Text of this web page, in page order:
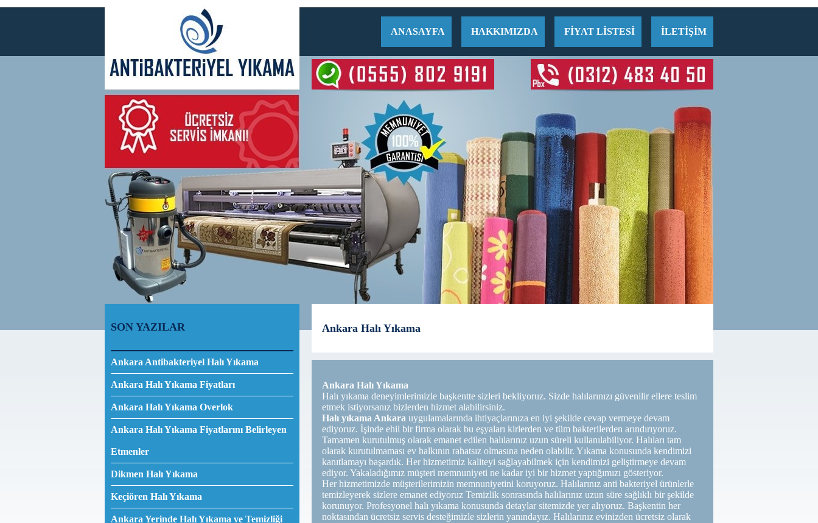
ANASAYFA HAKKIMIZDA FİYAT LİSTESİ İLETİŞİM
Ankara Halı Yıkama
Ankara Halı Yıkama
Halı yıkama deneyimlerimizle başkentte sizleri bekliyoruz. Sizde halılarınızı güvenilir ellere teslim
etmek istiyorsanız bizlerden hizmet alabilirsiniz.
Halı yıkama Ankara uygulamalarında ihtiyaçlarınıza en iyi şekilde cevap vermeye devam
ediyoruz. İşinde ehil bir firma olarak bu eşyaları kirlerden ve tüm bakterilerden arındırıyoruz.
Tamamen kurutulmuş olarak emanet edilen halılarınız uzun süreli kullanılabiliyor. Halıları tam
olarak kurutulmaması ev halkının rahatsız olmasına neden olabilir. Yıkama konusunda kendimizi
kanıtlamayı başardık. Her hizmetimiz kaliteyi sağlayabilmek için kendimizi geliştirmeye devam
ediyor. Yakaladığımız müşteri memnuniyeti ne kadar iyi bir hizmet yaptığımızı gösteriyor.
Her hizmetimizde müşterilerimizin memnuniyetini koruyoruz. Halılarınız anti bakteriyel ürünlerle
temizleyerek sizlere emanet ediyoruz Temizlik sonrasında halılarınız uzun süre sağlıklı bir şekilde
korunuyor. Profesyonel halı yıkama konusunda detaylar sitemizde yer alıyoruz. Başkentin her
noktasından ücretsiz servis desteğimizle sizlerin yanındayız. Halılarınız evinizden ücretsiz olarak
SON YAZILAR
Ankara Antibakteriyel Halı Yıkama
Ankara Halı Yıkama Fiyatları
Ankara Halı Yıkama Overlok
Ankara Halı Yıkama Fiyatlarını Belirleyen
Etmenler
Dikmen Halı Yıkama
Keçiören Halı Yıkama
Ankara Yerinde Halı Yıkama ve Temizliği